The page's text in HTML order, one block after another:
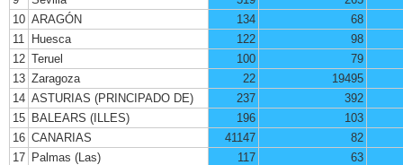
10 ARAGÓN 134
68
11
Huesca 122
98
12 Teruel 100
79
13 Zaragoza 22
19495
14 ASTURIAS (PRINCIPADO DE) 237
392
15 BALEARS (ILLES) 196
103
16 CANARIAS 41147
82
17 Palmas (Las) 117
63